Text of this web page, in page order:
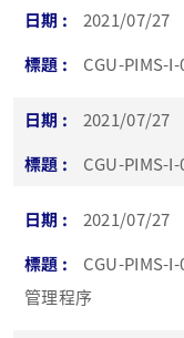
2021/07/27
CGU-PIMS-
2021/07/27
CGU-PIMS-
2021/07/27
CGU-PIMS-
管理程序